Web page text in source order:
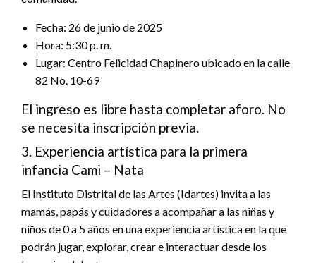
Fecha: 26 de junio de 2025
Hora: 5:30 p. m.
Lugar: Centro Felicidad Chapinero ubicado en la calle
82 No. 10-69
El ingreso es libre hasta completar aforo. No
se necesita inscripción previa.
3. Experiencia artística para la primera
infancia Cami – Nata
El Instituto Distrital de las Artes (Idartes) invita a las
mamás, papás y cuidadores a acompañar a las niñas y
niños de 0 a 5 años en una experiencia artística en la que
podrán jugar, explorar, crear e interactuar desde los